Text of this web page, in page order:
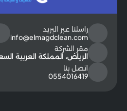
راسلنا عبر البريد
info@elmagdclean.com
مقر الشركة
الرياض، المملكة العربية
اتصل بنا
0554016419